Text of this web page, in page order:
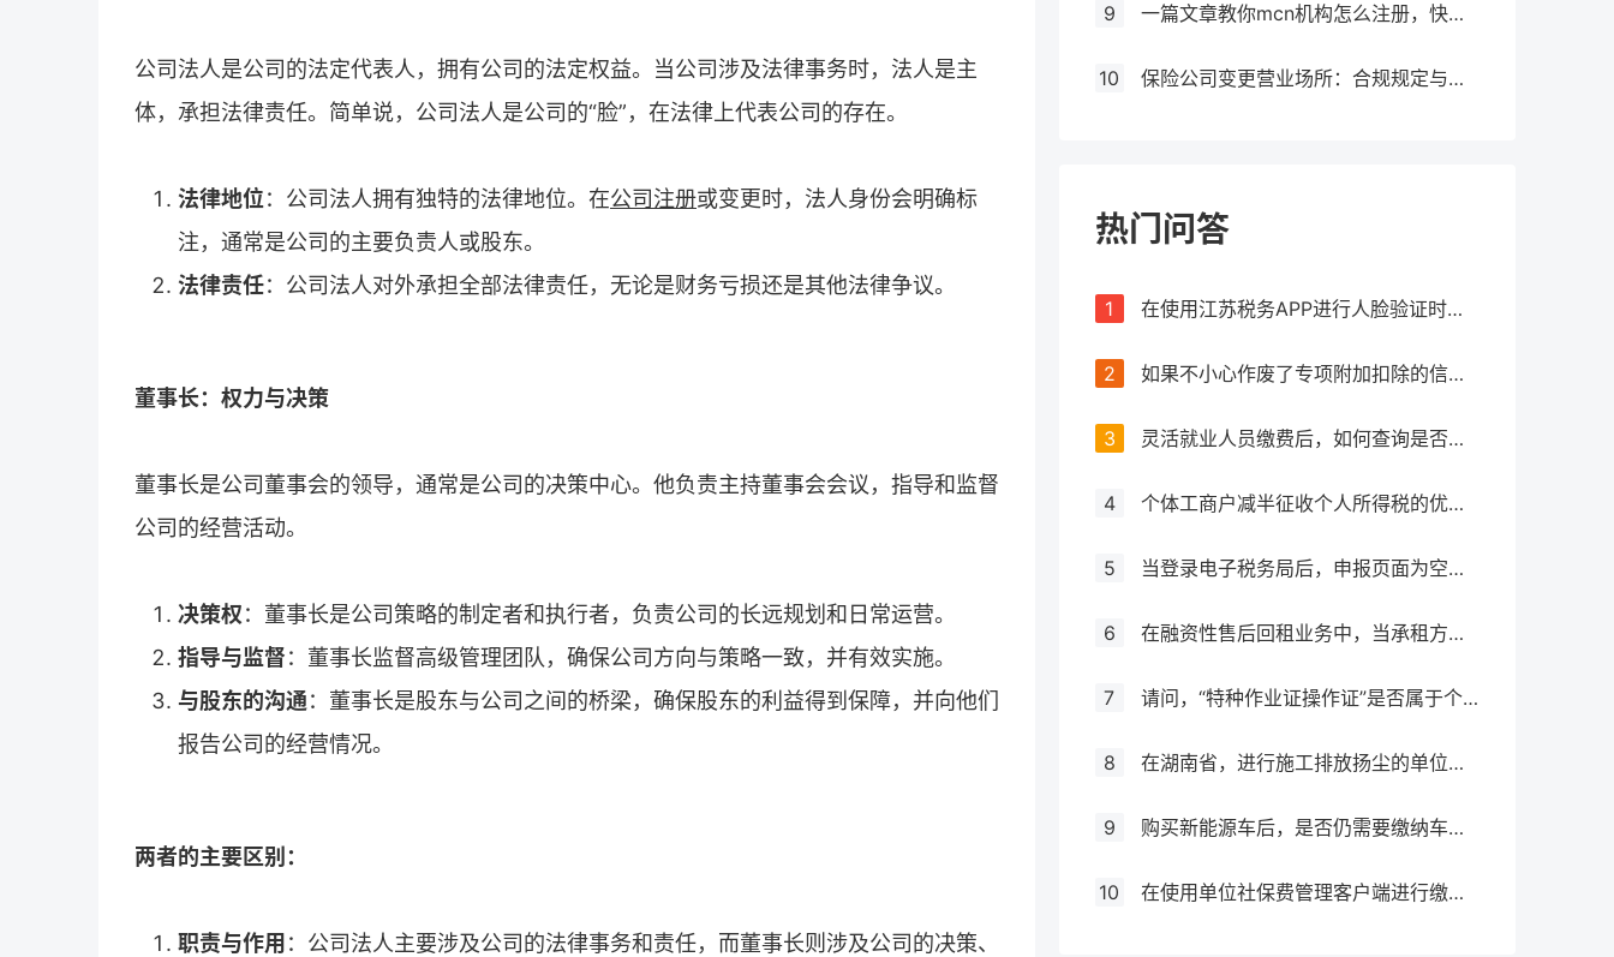
公司法人是公司的法定代表人，拥有公司的法定权益。当公司涉及法律事务时，法人是主
体，承担法律责任。简单说，公司法人是公司的“脸”，在法律上代表公司的存在。
法律地位：公司法人拥有独特的法律地位。在公司注册或变更时，法人身份会明确标
注，通常是公司的主要负责人或股东。
法律责任：公司法人对外承担全部法律责任，无论是财务亏损还是其他法律争议。
董事长：权力与决策
董事长是公司董事会的领导，通常是公司的决策中心。他负责主持董事会会议，指导和监督
公司的经营活动。
决策权：董事长是公司策略的制定者和执行者，负责公司的长远规划和日常运营。
指导与监督：董事长监督高级管理团队，确保公司方向与策略一致，并有效实施。
与股东的沟通：董事长是股东与公司之间的桥梁，确保股东的利益得到保障，并向他们
报告公司的经营情况。
两者的主要区别：
职责与作用 ：公司法人主要涉及公司的法律事务和责任，而董事长则涉及公司的决策、
9 一篇文章教你mcn机构怎么注册，快来get！
10 保险公司变更营业场所：合规规定与操作指南！
热门问答
1 在使用江苏税务APP进行人脸验证时失败，该如何处理？
2 如果不小心作废了专项附加扣除的信息，应该怎么处理？
3 灵活就业人员缴费后，如何查询是否成功缴费？如何获取缴费凭证？
4 个体工商户减半征收个人所得税的优惠力度是否有所增加？
5 当登录电子税务局后，申报页面为空白，应该如何处理？
6 在融资性售后回租业务中，当承租方出售资产时，是否需要征收增值税？
7 请问，“特种作业证操作证”是否属于个人所得税抵扣范围之内？
8 在湖南省，进行施工排放扬尘的单位应如何确定并计算其应纳环境保护税金额，涉及大气污染物排放的情况如何处理？
9 购买新能源车后，是否仍需要缴纳车船税？
10 在使用单位社保费管理客户端进行缴费时，如果提示缺少三方协议，应该如何处理？